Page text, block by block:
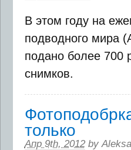
В этом году на
подводного мира
подано более 700
снимков.
только
Апр 9th, 2012 by